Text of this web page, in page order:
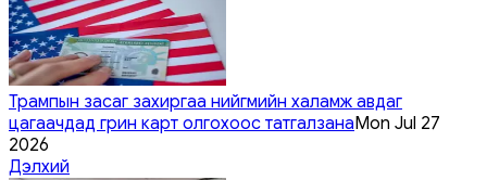
Трампын засаг захиргаа нийгмийн халамж авдаг
цагаачдад грин карт олгохоос татгалзанаMon Jul 27
2026
Дэлхий